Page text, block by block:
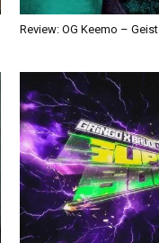
Review: OG Keemo – Geist